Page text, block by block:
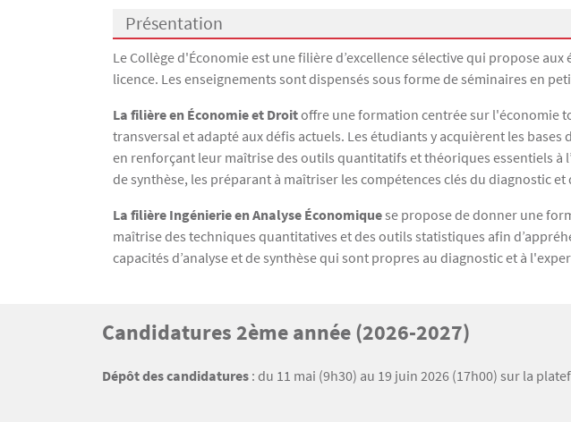
Présentation
Présentation
Le Collège d'Économie est une filière d’excellence sélective qui propose
licence. Les enseignements sont dispensés sous forme de séminaires en
La filière en Économie et Droitoffre une formation centrée sur l'économie
transversal et adapté aux défis actuels. Les étudiants y acquièrent les
en renforçant leur maîtrise des outils quantitatifs et théoriques essentiels à
de synthèse, les préparant à maîtriser les compétences clés du diagnostic et
La filière Ingénierie en Analyse Économiquese propose de donner une
maîtrise des techniques quantitatives et des outils statistiques afin
capacités d’analyse et de synthèse qui sont propres au diagnostic et à
Bloc(s) libre(s)
Titre
Candidatures 2ème année (2026-2027)
Texte
Dépôt des candidatures : du 11 mai (9h30) au 19 juin 2026 (17h00) sur la